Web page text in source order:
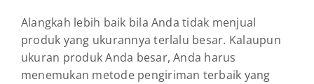
Alangkah lebih baik bila Anda tidak menjual
produk yang ukurannya terlalu besar. Kalaupun
ukuran produk Anda besar, Anda harus
menemukan metode pengiriman terbaik yang